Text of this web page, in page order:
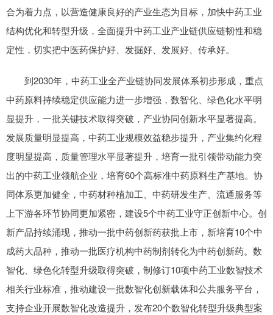
合为着力点，以营造健康良好的产业生态为目标，加快中药工业
结构优化和转型升级，全面提升中药工业产业链供应链韧性和稳
定性，切实把中医药保护好、发掘好、发展好、传承好。
到2030年，中药工业全产业链协同发展体系初步形成，重点
中药原料持续稳定供应能力进一步增强，数智化、绿色化水平明
显提升，一批关键技术取得突破，产业协同创新水平显著提高。
发展质量明显提高，中药工业规模效益稳步提升，产业集约化程
度明显提高，质量管理水平显著提升，培育一批引领带动能力突
出的中药工业领航企业，培育60个高标准中药原料生产基地。协
同体系更加健全，中药材种植加工、中药研发生产、流通服务等
上下游各环节协同更加紧密，建设5个中药工业守正创新中心。创
新产品持续涌现，推动一批中药创新药获批上市，新培育10个中
成药大品种，推动一批医疗机构中药制剂转化为中药创新药。数
智化、绿色化转型升级取得突破，制修订10项中药工业数智技术
相关行业标准，推动建设一批数智化创新载体和公共服务平台，
支持企业开展数智化改造提升，发布20个数智化转型升级典型案